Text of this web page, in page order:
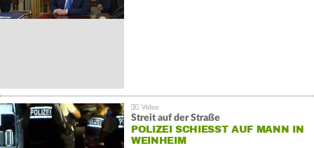
Streit auf der Straße
POLIZEI SCHIESST AUF MANN IN W
EINHEIM